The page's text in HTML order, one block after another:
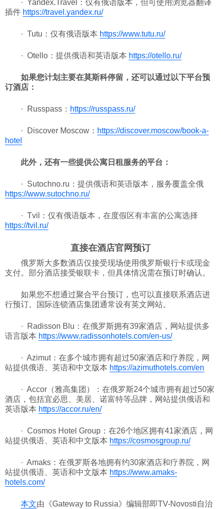
· Yandex.Travel：仅有俄语版本，但可使用浏览器翻译
插件 https://travel.yandex.ru/
· Tutu：仅有俄语版本 https://www.tutu.ru/
· Otello：提供俄语和英语版本 https://otello.ru/
如果您计划主要在莫斯科停留，还可以通过以下平台预
订酒店：
· Russpass： https://russpass.ru/
· Discover Moscow： https://discover.moscow/book-a-
hotel
此外，还有一些提供公寓日租服务的平台：
· Sutochno.ru：提供俄语和英语版本，服务覆盖全俄
https://www.sutochno.ru/
· Tvil：仅有俄语版本，在度假区有丰富的公寓选择
https://tvil.ru/
直接在酒店官网预订
俄罗斯大多数酒店仅接受现场使用俄罗斯银行卡或现金
支付。部分酒店接受银联卡，但具体情况需在预订时确认。
如果您不想通过聚合平台预订，也可以直接联系酒店进
行预订。国际连锁酒店集团通常设有英文网站。
· Radisson Blu：在俄罗斯拥有39家酒店，网站提供多
语言版本 https://www.radissonhotels.com/en-us/
· Azimut：在多个城市拥有超过50家酒店和疗养院，网
站提供俄语、英语和中文版本 https://azimuthotels.com/en
· Accor（雅高集团）：在俄罗斯24个城市拥有超过50家
酒店，包括宜必思、美居、诺富特等品牌，网站提供俄语和
英语版本 https://accor.ru/en/
· Cosmos Hotel Group：在26个地区拥有41家酒店，网
站提供俄语、英语和中文版本 https://cosmosgroup.ru/
· Amaks：在俄罗斯各地拥有约30家酒店和疗养院，网
站提供俄语、英语和中文版本 https://www.amaks-
hotels.com/
本文由《Gateway to Russia》编辑部即TV-Novosti自治